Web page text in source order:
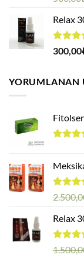
oy
aldı
Relax
5
4.94oy
300,00
YORUMLANAN
aldı
5
oy
aldı
Relax
5
oy